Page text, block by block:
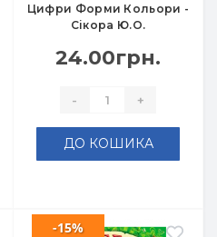
Цифри Форми Кольори -
Сікора Ю.О.
24.00грн.
- +
ДО КОШИКА
-15%